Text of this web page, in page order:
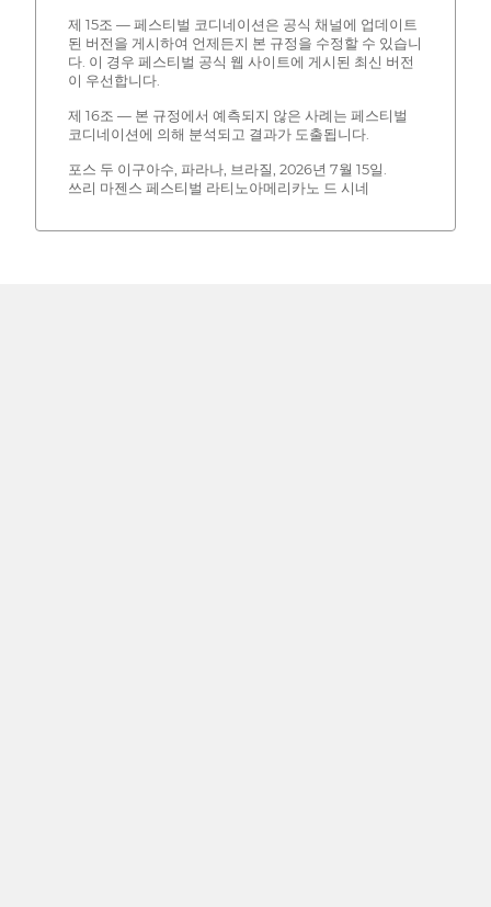
제 15조 — 페스티벌 코디네이션은 공식 채널에 업데이트
된 버전을 게시하여 언제든지 본 규정을 수정할 수 있습니
다. 이 경우 페스티벌 공식 웹 사이트에 게시된 최신 버전
이 우선합니다.
제 16조 — 본 규정에서 예측되지 않은 사례는 페스티벌
코디네이션에 의해 분석되고 결과가 도출됩니다.
포스 두 이구아수, 파라나, 브라질, 2026년 7월 15일.
쓰리 마젠스 페스티벌 라티노아메리카노 드 시네